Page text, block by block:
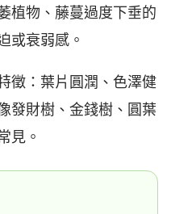
植物、藤蔓過度下垂的
或衰弱感。
徵：葉片圓潤、色澤健
發財樹、金錢樹、圓葉
見。